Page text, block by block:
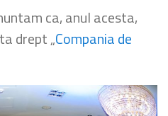
ca, anul acesta,
drept „Compania de